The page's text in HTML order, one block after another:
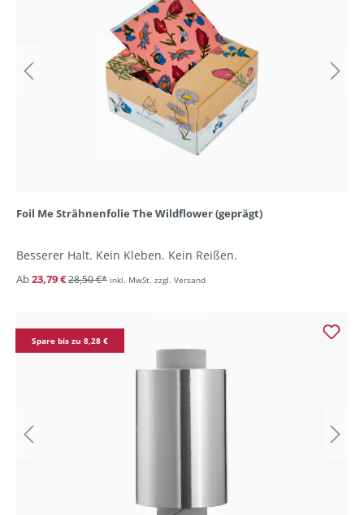
Foil Me Strähnenfolie The Wildflower (geprägt)
Besserer Halt. Kein Kleben. Kein Reißen.
Ab23,79 €28,50 €* inkl. MwSt. zzgl. Versand
Spare bis zu 8,28 €